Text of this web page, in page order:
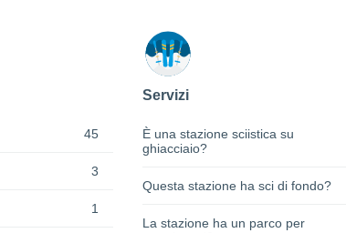
45
3
1
Servizi
È una stazione sciistica su
ghiacciaio?
Questa stazione ha sci di fondo?
La stazione ha un parco per